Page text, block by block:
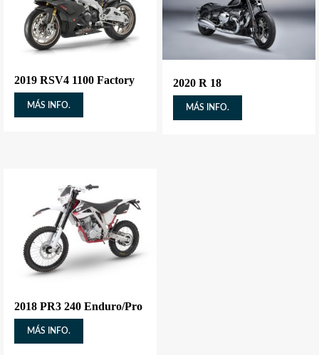
2019 RSV4 1100 Factory
MÁS INFO.
2020 R 18
MÁS INFO.
2018 PR3 240 Enduro/Pro
MÁS INFO.